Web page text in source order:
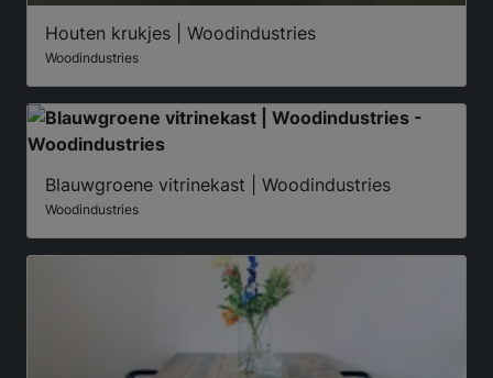
Houten krukjes | Woodindustries
Woodindustries
Blauwgroene vitrinekast | Woodindustries
Woodindustries